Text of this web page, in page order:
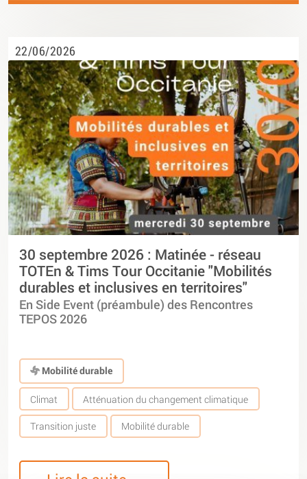
22/06/2026
30 septembre 2026 : Matinée - réseau
TOTEn & Tims Tour Occitanie "Mobilités
durables et inclusives en territoires"
En Side Event (préambule) des Rencontres
TEPOS 2026
Mobilité durable
Climat Atténuation du changement climatique
Transition juste Mobilité durable